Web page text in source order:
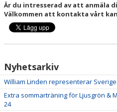
Är du intresserad av att anmäla
Välkommen att kontakta vårt
Nyhetsarkiv
William Linden representerar
Extra sommarträning för Ljusgrön &
24